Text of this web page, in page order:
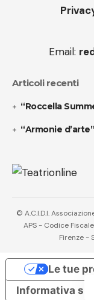
Email:
Articoli recenti
“Roccella
“Armonie
© A.C.I.D.I.
APS - Codice
Firenze -
Informativa
Le tue